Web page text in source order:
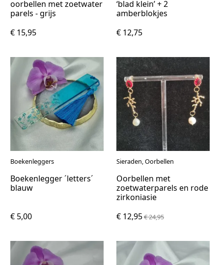
oorbellen met zoetwater
parels - grijs
€ 15,95
‘blad klein’ + 2
amberblokjes
€ 12,75
Boekenleggers
Boekenlegger ´letters´
blauw
€ 5,00
Sieraden, Oorbellen
Oorbellen met
zoetwaterparels en rode
zirkoniasie
€ 12,95€ 24,95